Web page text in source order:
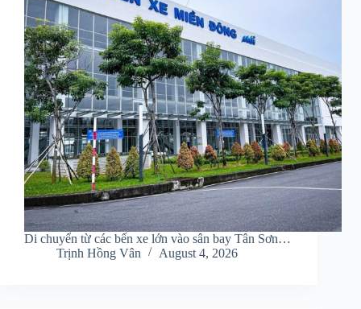
Di chuyển từ các bến xe lớn vào sân bay Tân Sơn…
Trịnh Hồng Vân
August 4, 2026